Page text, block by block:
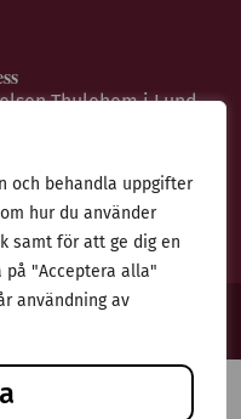
och behandla uppgifter
hur du använder
samt för att ge dig en
på "Acceptera alla"
användning av
Thulehem i Lund
40
2025